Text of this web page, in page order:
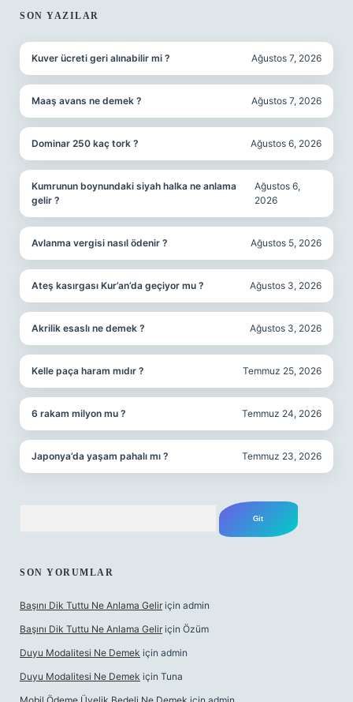
SON YAZILAR
Kuver ücreti geri alınabilir mi ? Ağustos 7, 2026
Maaş avans ne demek ? Ağustos 7, 2026
Dominar 250 kaç tork ? Ağustos 6, 2026
Kumrunun boynundaki siyah halka ne anlama
gelir ?
Ağustos 6,
2026
Avlanma vergisi nasıl ödenir ? Ağustos 5, 2026
Ateş kasırgası Kur’an’da geçiyor mu ? Ağustos 3, 2026
Akrilik esaslı ne demek ? Ağustos 3, 2026
Kelle paça haram mıdır ? Temmuz 25, 2026
6 rakam milyon mu ? Temmuz 24, 2026
Japonya’da yaşam pahalı mı ? Temmuz 23, 2026
SON YORUMLAR
Başını Dik Tuttu Ne Anlama Gelir için admin
Başını Dik Tuttu Ne Anlama Gelir için Özüm
Duyu Modalitesi Ne Demek için admin
Duyu Modalitesi Ne Demek için Tuna